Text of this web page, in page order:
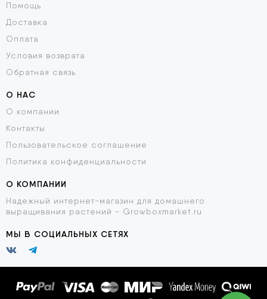
Помощь
Доставка
Оплата
Условия возврата
Обратная связь
О НАС
О компании
Контакты
Пользовательское соглашение
Политика конфиденциальности
О КОМПАНИИ
Надежный интернет-магазин для домашнего
выращивания растений - Growboxmarket.ru
МЫ В СОЦИАЛЬНЫХ СЕТЯХ